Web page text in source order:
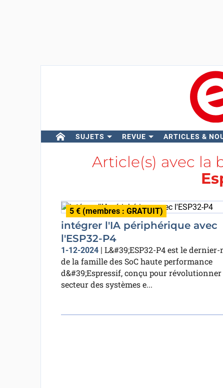
SUJETS REVUE ARTICLES &
Article(s) avec la
5 € (membres : GRATUIT)
intégrer l'IA périphérique avec
l'ESP32-P4
1-12-2024| L&#39;ESP32-P4 est le dernier-
de la famille des SoC haute performance
d&#39;Espressif, conçu pour révolutionner
secteur des systèmes e...